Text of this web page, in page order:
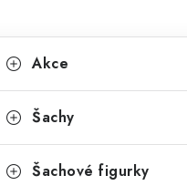
Akce
Šachy
Šachové figurky